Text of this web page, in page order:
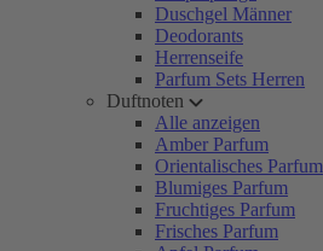
Duschgel Männer
Deodorants
Herrenseife
Parfum Sets Herren
Duftnoten
Alle anzeigen
Amber Parfum
Orientalisches Parfum
Blumiges Parfum
Fruchtiges Parfum
Frisches Parfum